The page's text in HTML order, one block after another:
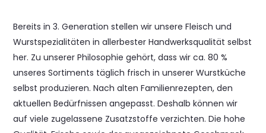
Bereits in 3. Generation stellen wir unsere Fleisch und
Wurstspezialitäten in allerbester Handwerksqualität selbst
her. Zu unserer Philosophie gehört, dass wir ca. 80 %
unseres Sortiments täglich frisch in unserer Wurstküche
selbst produzieren. Nach alten Familienrezepten, den
aktuellen Bedürfnissen angepasst. Deshalb können wir
auf viele zugelassene Zusatzstoffe verzichten. Die hohe